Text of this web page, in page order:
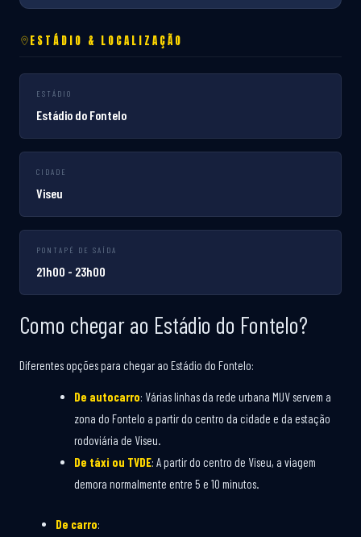
ESTÁDIO & LOCALIZAÇÃO
ESTÁDIO
Estádio do Fontelo
CIDADE
Viseu
PONTAPÉ DE SAÍDA
21h00 - 23h00
Como chegar ao Estádio do Fontelo?
Diferentes opções para chegar ao Estádio do Fontelo:
De autocarro: Várias linhas da rede urbana MUV servem a
zona do Fontelo a partir do centro da cidade e da estação
rodoviária de Viseu.
De táxi ou TVDE: A partir do centro de Viseu, a viagem
demora normalmente entre 5 e 10 minutos.
De carro: